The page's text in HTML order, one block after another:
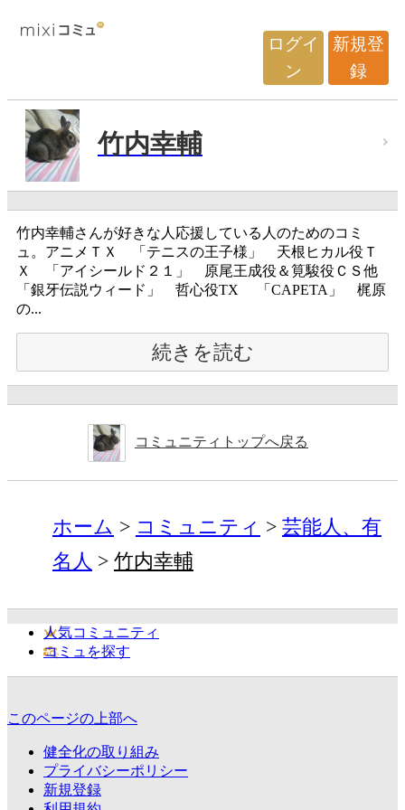
ログイ
ン
新規登
録
竹内幸輔
竹内幸輔さんが好きな人応援している人のためのコミ
ュ。アニメＴＸ 「テニスの王子様」 天根ヒカル役Ｔ
Ｘ 「アイシールド２１」 原尾王成役＆筧駿役ＣＳ他
「銀牙伝説ウィード」 哲心役TX 「CAPETA」 梶原
の...
続きを読む
コミュニティトップへ戻る
ホーム コミュニティ
芸能人、有
名人
竹内幸輔
人気コミュニティ
コミュを探す
このページの上部へ
健全化の取り組み
プライバシーポリシー
新規登録